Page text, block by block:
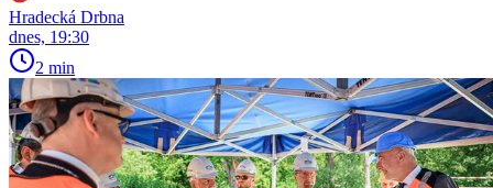
Hradecká Drbna
dnes, 19:30
2 min